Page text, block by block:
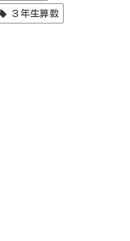
３年生算数